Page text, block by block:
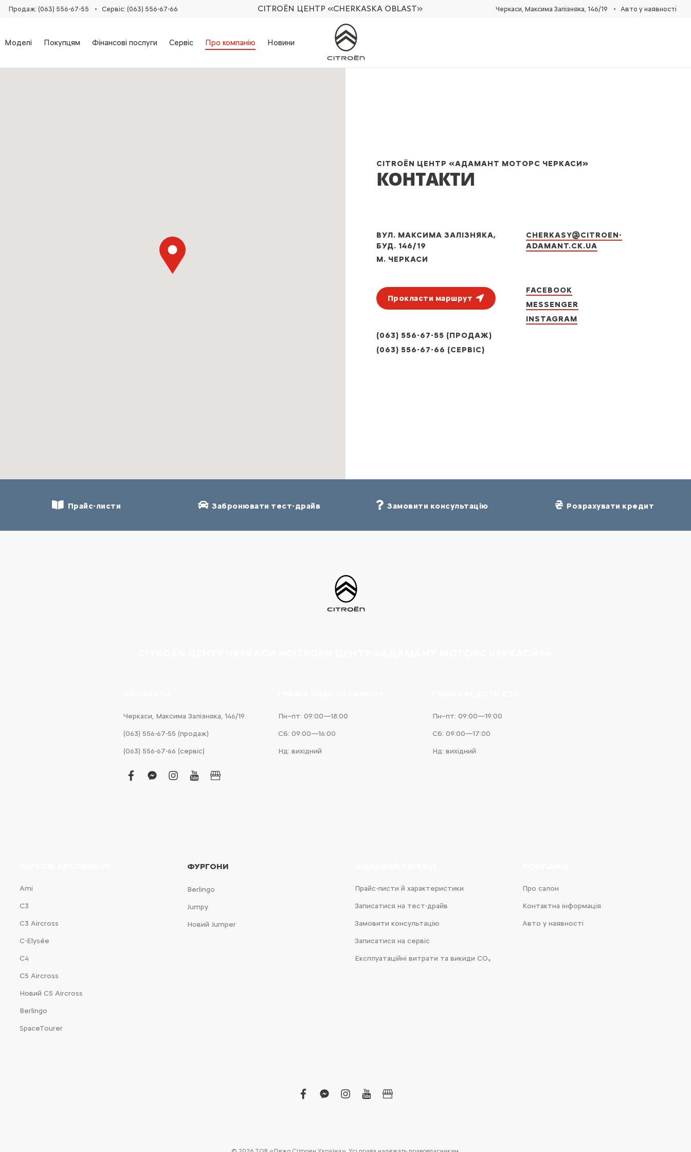
Продаж: (063) 556-67-55 • Сервіс: (063) 556-67-66 CITROËN ЦЕНТР «CHERKASKA OBLAST» Черкаси, Максима Залізняка, 146/19 • Авто у наявності
Моделі Покупцям Фінансові послуги Сервіс Про компанію Новини
CITROËN ЦЕНТР «АДАМАНТ МОТОРС ЧЕРКАСИ»
КОНТАКТИ
ВУЛ. МАКСИМА ЗАЛІЗНЯКА,
БУД. 146/19
М. ЧЕРКАСИ
Прокласти маршрут
(063) 556-67-55 (ПРОДАЖ)
(063) 556-67-66 (СЕРВІС)
CHERKASY@CITROEN-
ADAMANT.CK.UA
FACEBOOK
MESSENGER
INSTAGRAM
Прайс-листи Забронювати тест-драйв Замовити консультацію Розрахувати кредит
Черкаси, Максима Залізняка, 146/19
(063) 556-67-55 (продаж)
(063) 556-67-66 (сервіс)
facebook
facebook-
instagram
youtubebusiness
Пн–пт: 09:00—18:00
Сб: 09:00—16:00
Нд: вихідний
Пн–пт: 09:00—19:00
Сб: 09:00—17:00
Нд: вихідний
Ami
С3
С3 Aircross
C-Elysée
С4
С5 Aircross
Новий С5 Aircross
Berlingo
SpaceTourer
ФУРГОНИ
Berlingo
Jumpy
Новий Jumper
Прайс-листи й характеристики
Записатися на тест-драйв
Замовити консультацію
Записатися на сервіс
Експлуатаційні витрати та викиди CO₂
Про салон
Контактна інформація
Авто у наявності
facebook
facebook-
instagram
youtubebusiness